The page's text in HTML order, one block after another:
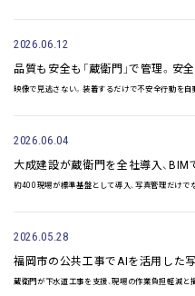
2026.06.12
品質も安全も「蔵衛門」で管理。
映像で見逃さない。装着するだけで不安全行動を自
2026.06.04
大成建設が蔵衛門を全社導入、
約400現場が標準基盤として導入、写真管理だけで
2026.05.28
福岡市の公共工事でAIを活用した
蔵衛門が下水道工事を支援、現場の作業負担軽減と